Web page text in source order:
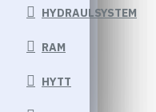
HYDRAULSYSTEM
RAM
HYTT